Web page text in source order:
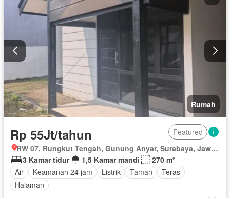
Rumah
Rp 55Jt/tahun
Featured
RW 07, Rungkut Tengah, Gunung Anyar, Surabaya, Jawa Timur
3 Kamar tidur
1,5 Kamar mandi
270 m²
Air
Keamanan 24 jam Listrik Taman
Teras
Halaman